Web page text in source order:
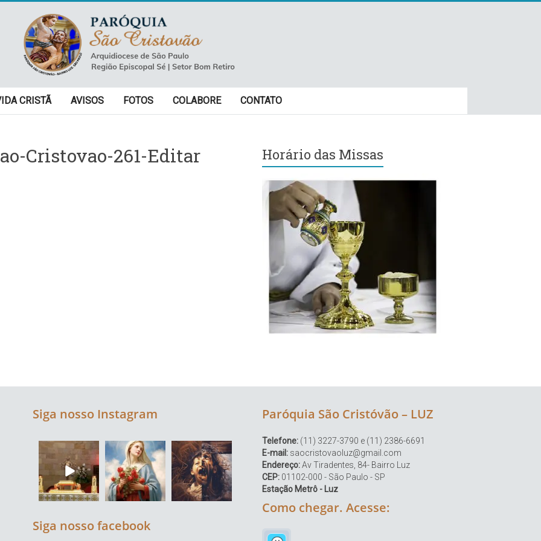
CRISTÃ AVISOS FOTOS COLABORE CONTATO
Cristovao-261-Editar Horário das Missas
Siga nosso Instagram
Siga nosso facebook
Paróquia São Cristóvão – LUZ
Telefone: (11) 3227-3790 e (11) 2386-6691
E-mail: saocristovaoluz@gmail.com
Endereço:Av Tiradentes, 84- Bairro Luz
CEP: 01102-000 - São Paulo - SP
Estação Metrô - Luz
Como chegar. Acesse: